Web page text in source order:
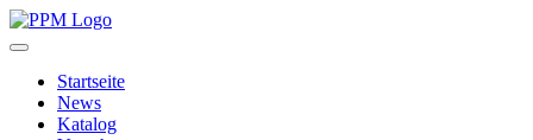
Startseite
News
Katalog